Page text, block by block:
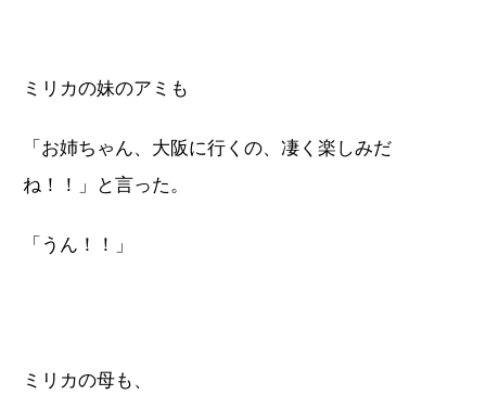
ミリカの妹のアミも
「お姉ちゃん、大阪に行くの、凄く楽しみだ
ね！！」と言った。
「うん！！」
ミリカの母も、